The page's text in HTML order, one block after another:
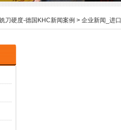
刀硬度-德国KHC新闻案例 > 企业新闻_进